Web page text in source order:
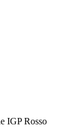
IGP Rosso